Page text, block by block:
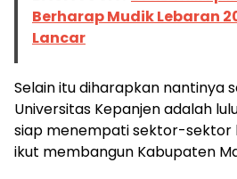
Berharap Mudik Lebaran
Lancar
Selain itu diharapkan nantinya
Universitas Kepanjen adalah
siap menempati sektor-sektor
ikut membangun Kabupaten